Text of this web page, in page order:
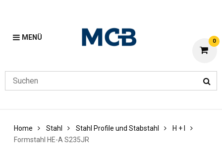
MENÜ 0
Home Stahl Stahl Profile und Stabstahl
H + I
Formstahl HE-A S235JR